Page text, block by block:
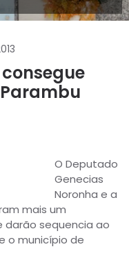
O Deputado
Genecias
Noronha e a
mais um
sequencia ao
o município de